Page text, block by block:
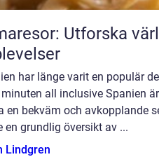
Utforska
har länge varit en populär
all inclusive Spanien
en bekväm och avkopplande
en grundlig översikt av ...
Lindgren